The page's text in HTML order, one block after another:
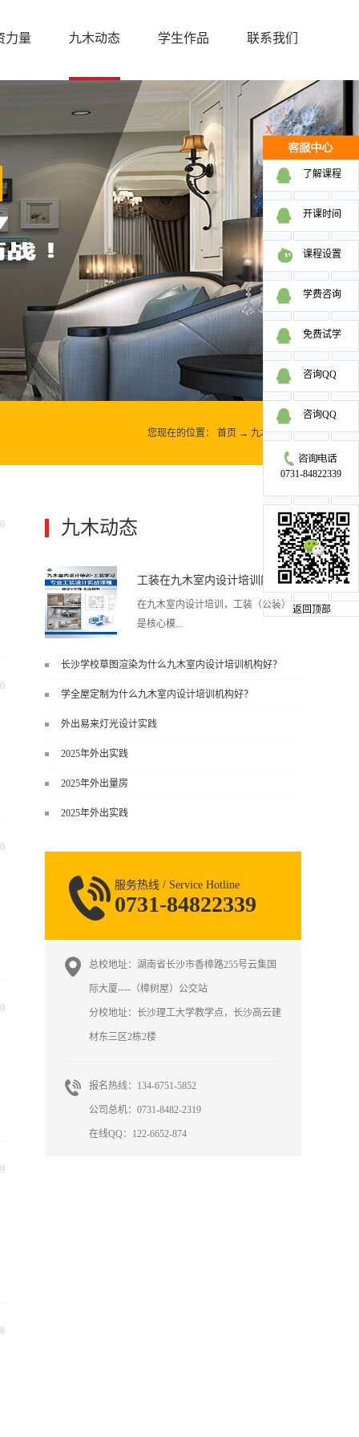
力量 九木动态 学生作品 联系我们
您现在的位置： 首页 → 九木动态 →
九木动态 更多>>
工装在九木室内设计培训能学到东西吗?
在九木室内设计培训，工装（公装）
是核心模...
直接用于工作的东西，不是泛泛而
谈，而是从规范、软件、材料、施工
烟、照明、材料耐脏耐磨• 办公空间：
水...
长沙学校草图渲染为什么九木室内设计培训机构好？
学全屋定制为什么九木室内设计培训机构好？
外出易来灯光设计实践
2025年外出实践
2025年外出量房
2025年外出实践
服务热线 / Service Hotline
0731-84822339
总校地址：湖南省长沙市香樟路255号云集国
际大厦----（樟树屋）公交站
分校地址：长沙理工大学教学点，长沙高云建
材东三区2栋2楼
报名热线：134-6751-5852
公司总机：0731-8482-2319
在线QQ：122-6652-874
X
了解课程
开课时间
课程设置
学费咨询
免费试学
咨询QQ
咨询QQ
0731-84822339
返回顶部